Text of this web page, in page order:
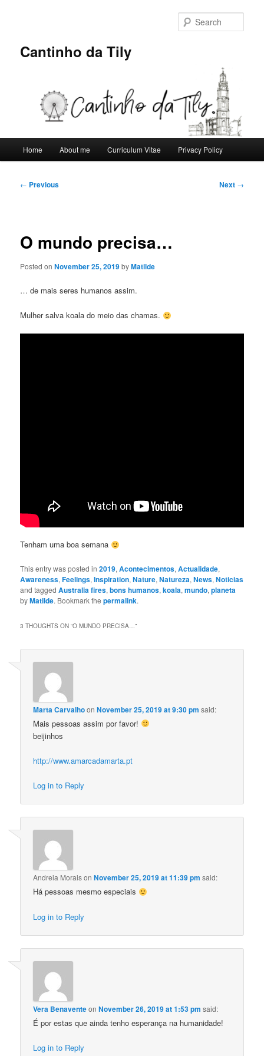
Cantinho da Tily
Home About me Curriculum Vitae Privacy Policy
Post
← Previous Next →
O mundo precisa…
Posted onNovember 25, 2019byMatilde
… de mais seres humanos assim.
Mulher salva koala do meio das chamas.
Tenham uma boa semana
This entry was posted in2019,Acontecimentos,Actualidade,
Awareness,Feelings,Inspiration,Nature,Natureza,News,Noticias
and taggedAustralia fires,bons humanos,koala,mundo,planeta
byMatilde. Bookmark thepermalink.
3 THOUGHTS ON “O MUNDO PRECISA…”
Marta CarvalhoonNovember 25, 2019 at 9:30 pm said:
Mais pessoas assim por favor!
beijinhos
http://www.amarcadamarta.pt
Log in to Reply
Andreia MoraisonNovember 25, 2019 at 11:39 pm said:
Há pessoas mesmo especiais
Log in to Reply
Vera BenaventeonNovember 26, 2019 at 1:53 pm said:
É por estas que ainda tenho esperança na humanidade!
Log in to Reply